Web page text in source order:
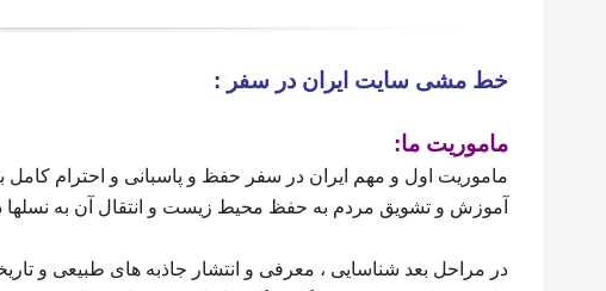
خط مشی سایت ایران در سفر :
ماموریت ما:
ماموریت اول و مهم ایران در سفر حفظ و پاسبانی و احترام
آموزش و تشویق مردم به حفظ محیط زیست و انتقال آن به نسلها
در مراحل بعد شناسایی ، معرفی و انتشار جاذبه های طبیعی و